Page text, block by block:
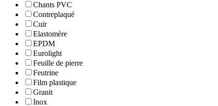
Chants PVC
Contreplaqué
Cuir
Elastomère
EPDM
Eurolight
Feuille de pierre
Feutrine
Film plastique
Granit
Inox